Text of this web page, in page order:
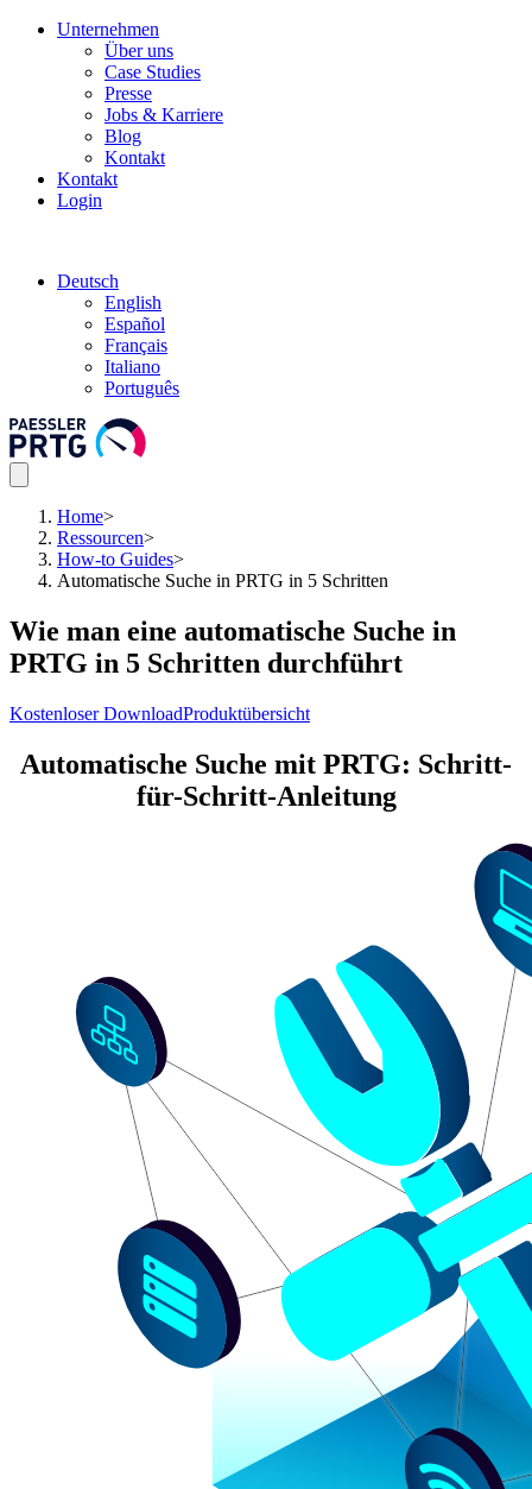
Unternehmen
Über uns
Case Studies
Presse
Jobs & Karriere
Blog
Kontakt
Kontakt
Login
Deutsch
English
Español
Français
Italiano
Português
Home>
Ressourcen>
How-to Guides>
Automatische Suche in PRTG in 5 Schritten
Wie man eine automatische Suche in
PRTG in 5 Schritten durchführt
Kostenloser DownloadProduktübersicht
Automatische Suche mit PRTG: Schritt-
für-Schritt-Anleitung